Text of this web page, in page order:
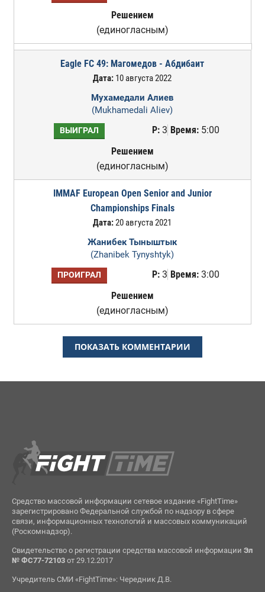
Решением
(единогласным)
Eagle FC 49: Магомедов - Абдибаит
Дата: 10 августа 2022
Мухамедали Алиев
(Mukhamedali Aliev)
ВЫИГРАЛ Р:3 Время:5:00
Решением
(единогласным)
IMMAF European Open Senior and Junior
Championships Finals
Дата:20 августа 2021
Жанибек Тыныштык
(Zhanibek Tynyshtyk)
ПРОИГРАЛ Р:3 Время:3:00
Решением
(единогласным)
ПОКАЗАТЬ КОММЕНТАРИИ
Средство массовой информации сетевое издание «FightTime»
зарегистрировано Федеральной службой по надзору в сфере
связи, информационных технологий и массовых коммуникаций
(Роскомнадзор).
Свидетельство о регистрации средства массовой информации Эл
№ ФС77-72103от 29.12.2017
Учредитель СМИ «FightTime»: Чередник Д.В.